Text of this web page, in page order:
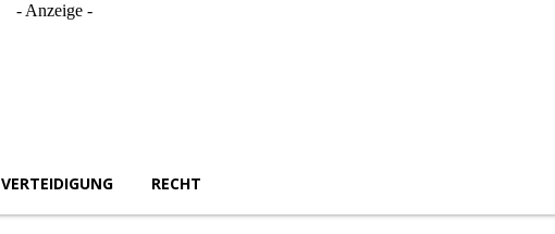
- Anzeige -
VERTEIDIGUNG RECHT